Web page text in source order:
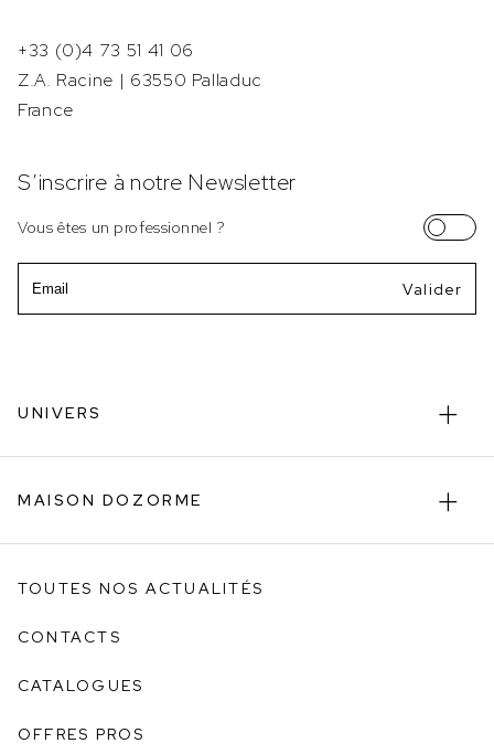
+33 (0)4 73 51 41 06
Z.A. Racine | 63550 Palladuc
France
S’inscrire à notre Newsletter
Vous êtes un professionnel ?
UNIVERS
MAISON DOZORME
TOUTES NOS ACTUALITÉS
CONTACTS
CATALOGUES
OFFRES PROS